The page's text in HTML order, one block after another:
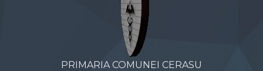
PRIMARIA COMUNEI CERASU